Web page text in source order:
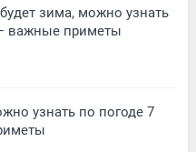
зима, можно узнать
важные приметы
узнать по погоде 7